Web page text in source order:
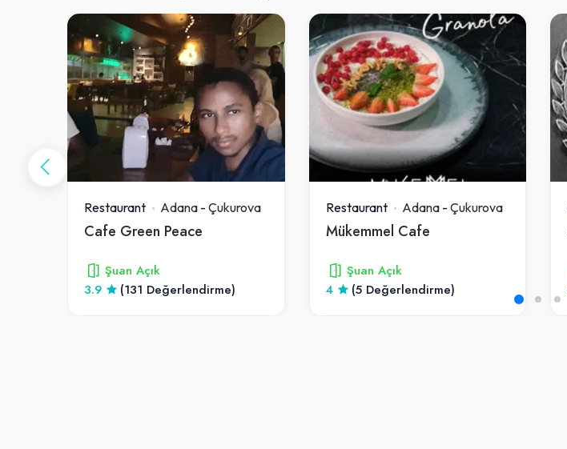
Restaurant Adana - Çukurova
Cafe Green Peace
Şuan Açık
3.9
(131 Değerlendirme)
Restaurant Adana- Çukurova
Mükemmel Cafe
Şuan Açık
4
(5 Değerlendirme)